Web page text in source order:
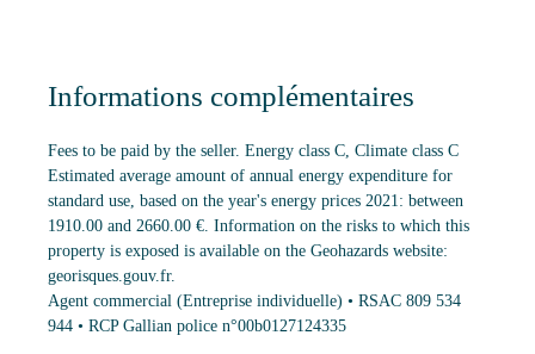
Informations complémentaires
Fees to be paid by the seller. Energy class C, Climate class C
Estimated average amount of annual energy expenditure for
standard use, based on the year's energy prices 2021: between
1910.00 and 2660.00 €. Information on the risks to which this
property is exposed is available on the Geohazards website:
georisques.gouv.fr.
Agent commercial (Entreprise individuelle) • RSAC 809 534
944 • RCP Gallian police n°00b0127124335